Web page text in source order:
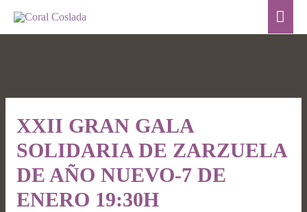
XXII GRAN GALA
SOLIDARIA DE ZARZUELA
DE AÑO NUEVO-7 DE
ENERO 19:30H